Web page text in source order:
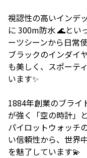
視認性の高いインデ
に 300m防水 🌊とい
ーツシーンから日常
ブラックのインダイ
も美しく、スポーテ
います✨
1884年創業のブライ
が強く「空の時計」
パイロットウォッチ
い信頼性から、世界
を魅了しています💫